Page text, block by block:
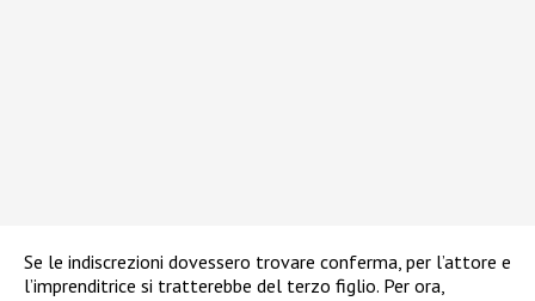
Se le indiscrezioni dovessero trovare conferma, per l’attore e
l’imprenditrice si tratterebbe del terzo figlio. Per ora,